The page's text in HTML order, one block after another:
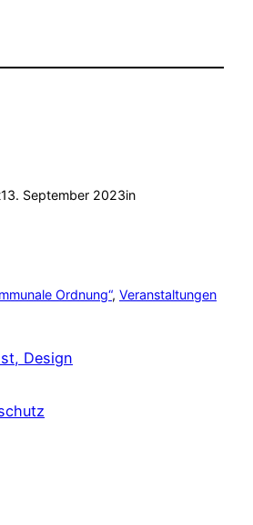
13. September 2023in
Ordnung“, Veranstaltungen
Design